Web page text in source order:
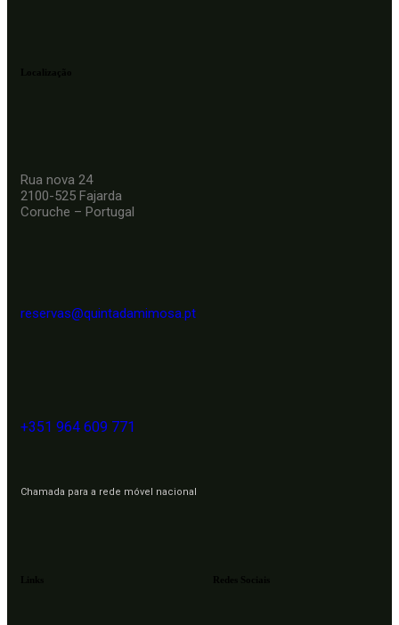
Rua nova 24
2100-525 Fajarda
Coruche – Portugal
reservas@quintadamimosa.pt
+351 964 609 771
Chamada para a rede móvel nacional